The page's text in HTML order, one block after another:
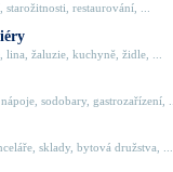
restaurování, ...
lina, žaluzie, kuchyně, židle, ...
sodobary, gastrozařízení, ...
sklady, bytová družstva, ...